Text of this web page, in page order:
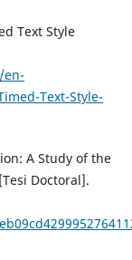
Text Style
Text-Style-
A Study of the
Doctoral].